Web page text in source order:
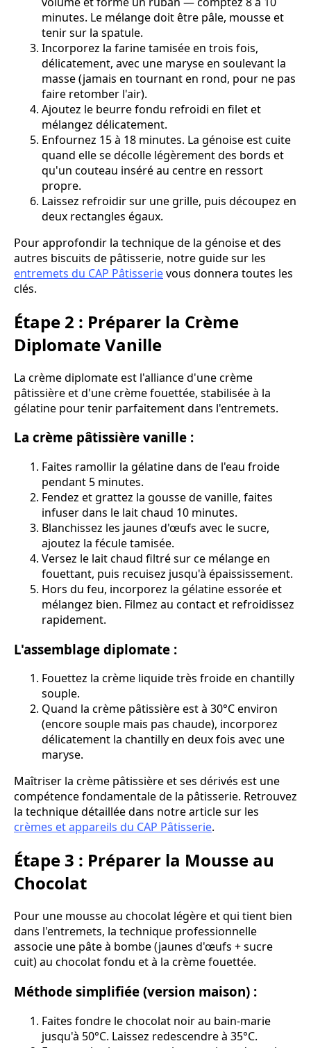
minutes. Le mélange doit être pâle, mousse et
tenir sur la spatule.
Incorporez la farine tamisée en trois fois,
délicatement, avec une maryse en soulevant la
masse (jamais en tournant en rond, pour ne pas
faire retomber l'air).
Ajoutez le beurre fondu refroidi en filet et
mélangez délicatement.
Enfournez 15 à 18 minutes. La génoise est cuite
quand elle se décolle légèrement des bords et
qu'un couteau inséré au centre en ressort
propre.
Laissez refroidir sur une grille, puis découpez en
deux rectangles égaux.
Pour approfondir la technique de la génoise et des
autres biscuits de pâtisserie, notre guide sur les
entremets du CAP Pâtisserievous donnera toutes les
clés.
Étape 2 : Préparer la Crème
Diplomate Vanille
La crème diplomate est l'alliance d'une crème
pâtissière et d'une crème fouettée, stabilisée à la
gélatine pour tenir parfaitement dans l'entremets.
La crème pâtissière vanille :
Faites ramollir la gélatine dans de l'eau froide
pendant 5 minutes.
Fendez et grattez la gousse de vanille, faites
infuser dans le lait chaud 10 minutes.
Blanchissez les jaunes d'œufs avec le sucre,
ajoutez la fécule tamisée.
Versez le lait chaud filtré sur ce mélange en
fouettant, puis recuisez jusqu'à épaississement.
Hors du feu, incorporez la gélatine essorée et
mélangez bien. Filmez au contact et refroidissez
rapidement.
L'assemblage diplomate :
Fouettez la crème liquide très froide en chantilly
souple.
Quand la crème pâtissière est à 30°C environ
(encore souple mais pas chaude), incorporez
délicatement la chantilly en deux fois avec une
maryse.
Maîtriser la crème pâtissière et ses dérivés est une
compétence fondamentale de la pâtisserie. Retrouvez
la technique détaillée dans notre article sur les
crèmes et appareils du CAP Pâtisserie.
Étape 3 : Préparer la Mousse au
Chocolat
Pour une mousse au chocolat légère et qui tient bien
dans l'entremets, la technique professionnelle
associe une pâte à bombe (jaunes d'œufs + sucre
cuit) au chocolat fondu et à la crème fouettée.
Méthode simplifiée (version maison) :
Faites fondre le chocolat noir au bain-marie
jusqu'à 50°C. Laissez redescendre à 35°C.